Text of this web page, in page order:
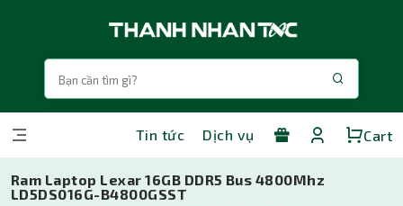
Tin tức Dịch vụ Cart
Ram Laptop Lexar 16GB DDR5 Bus 4800Mhz
LD5DS016G-B4800GSST